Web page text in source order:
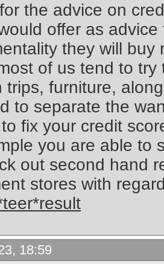
the advice on
offer as
they will
of us tend to
trips, furniture,
to separate the
fix your credit
you are able to
out second hand
stores with
18:59